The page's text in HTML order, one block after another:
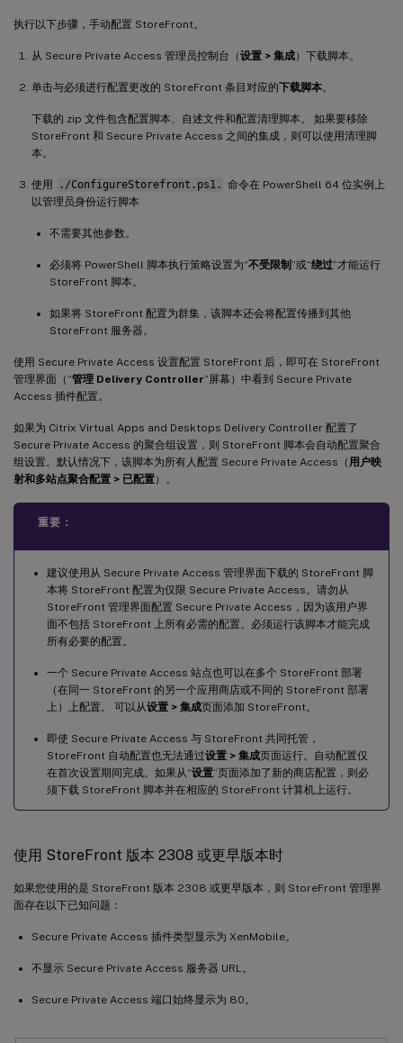
执行以下步骤，手动配置 StoreFront。
从 Secure Private Access 管理员控制台（设置 > 集成）下载脚本。
单击与必须进行配置更改的 StoreFront 条目对应的下载脚本。
下载的 zip 文件包含配置脚本、自述文件和配置清理脚本。 如果要移除
StoreFront 和 Secure Private Access 之间的集成，则可以使用清理脚
本。
使用 ./ConfigureStorefront.ps1. 命令在 PowerShell 64 位实例上
以管理员身份运行脚本
不需要其他参数。
必须将 PowerShell 脚本执行策略设置为“不受限制 ”或“绕过”才能运行
StoreFront 脚本。
如果将 StoreFront 配置为群集，该脚本还会将配置传播到其他
StoreFront 服务器。
使用 Secure Private Access 设置配置 StoreFront 后，即可在 StoreFront
管理界面（“管理 Delivery Controller”屏幕）中看到 Secure Private
Access 插件配置。
如果为 Citrix Virtual Apps and Desktops Delivery Controller 配置了
Secure Private Access 的聚合组设置，则 StoreFront 脚本会自动配置聚合
组设置。默认情况下，该脚本为所有人配置 Secure Private Access（ 用户映
射和多站点聚合配置 > 已配置）。
重要：
建议使用从 Secure Private Access 管理界面下载的 StoreFront 脚
本将 StoreFront 配置为仅限 Secure Private Access。请勿从
StoreFront 管理界面配置 Secure Private Access，因为该用户界
面不包括 StoreFront 上所有必需的配置。必须运行该脚本才能完成
所有必要的配置。
一个 Secure Private Access 站点也可以在多个 StoreFront 部署
（在同一 StoreFront 的另一个应用商店或不同的 StoreFront 部署
上）上配置。 可以从设置 > 集成页面添加 StoreFront。
即使 Secure Private Access 与 StoreFront 共同托管，
StoreFront 自动配置也无法通过设置 > 集成页面运行。自动配置仅
在首次设置期间完成。如果从“设置”页面添加了新的商店配置，则必
须下载 StoreFront 脚本并在相应的 StoreFront 计算机上运行。
使用 StoreFront 版本 2308 或更早版本时
如果您使用的是 StoreFront 版本 2308 或更早版本，则 StoreFront 管理界
面存在以下已知问题：
Secure Private Access 插件类型显示为 XenMobile。
不显示 Secure Private Access 服务器 URL。
Secure Private Access 端口始终显示为 80。